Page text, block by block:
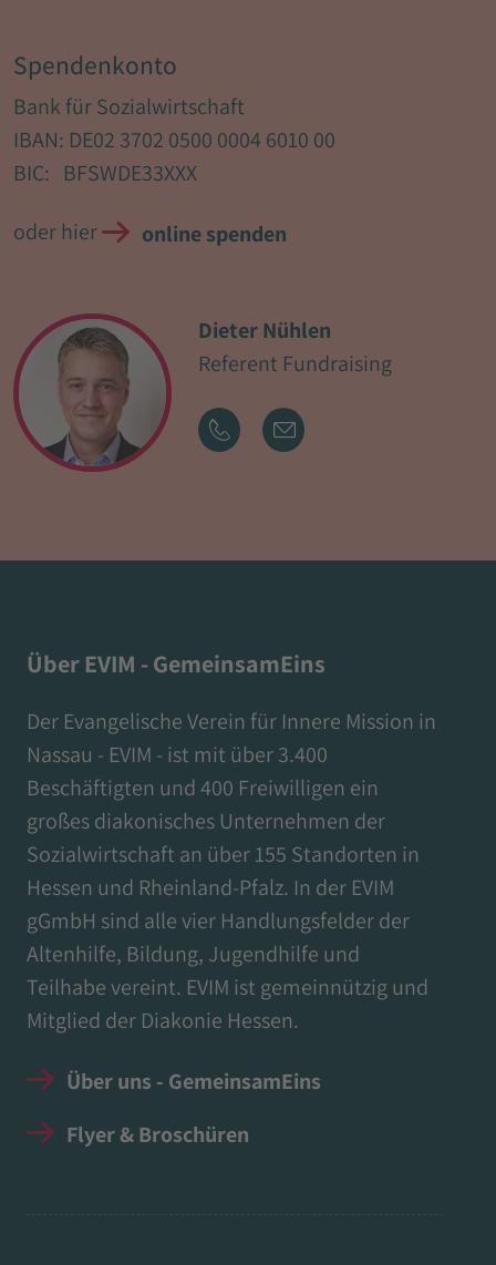
Spendenkonto
Bank für Sozialwirtschaft
IBAN: DE02 3702 0500 0004 6010 00
BIC: BFSWDE33XXX
oder hier online spenden
Dieter Nühlen
Referent Fundraising
Über EVIM - GemeinsamEins
Der Evangelische Verein für Innere Mission in
Nassau - EVIM - ist mit über 3.400
Beschäftigten und 400 Freiwilligen ein
großes diakonisches Unternehmen der
Sozialwirtschaft an über 155 Standorten in
Hessen und Rheinland-Pfalz. In der EVIM
gGmbH sind alle vier Handlungsfelder der
Altenhilfe, Bildung, Jugendhilfe und
Teilhabe vereint. EVIM ist gemeinnützig und
Mitglied der Diakonie Hessen.
Über uns - GemeinsamEins
Flyer & Broschüren